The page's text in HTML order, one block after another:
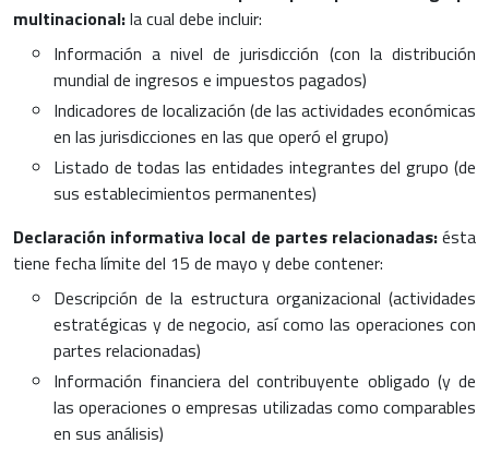
multinacional:la cual debe incluir:
Información a nivel de jurisdicción (con la distribución
mundial de ingresos e impuestos pagados)
Indicadores de localización (de las actividades económicas
en las jurisdicciones en las que operó el grupo)
Listado de todas las entidades integrantes del grupo (de
sus establecimientos permanentes)
Declaración informativa local de partes relacionadas:ésta
tiene fecha límite del 15 de mayo y debe contener:
Descripción de la estructura organizacional (actividades
estratégicas y de negocio, así como las operaciones con
partes relacionadas)
Información financiera del contribuyente obligado (y de
las operaciones o empresas utilizadas como comparables
en sus análisis)